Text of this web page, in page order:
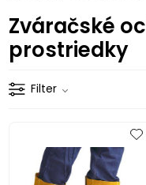
Zváračské
prostriedky
Filter